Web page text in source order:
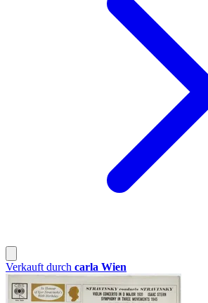
Verkauft durch carla Wien